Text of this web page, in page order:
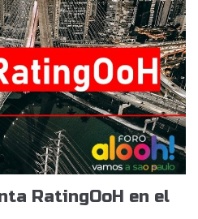
RatingOoH en el